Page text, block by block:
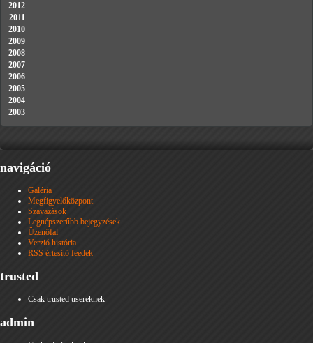
2012
2011
2010
2009
2008
2007
2006
2005
2004
2003
navigáció
Galéria
Megfigyelőközpont
Szavazások
Legnépszerűbb bejegyzések
Üzenőfal
Verzió história
RSS értesítő feedek
trusted
Csak trusted usereknek
admin